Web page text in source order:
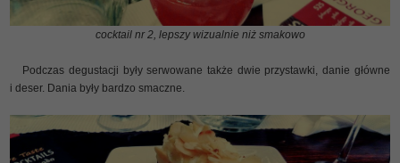
cocktail nr 2, lepszy wizualnie niż smakowo
Podczas degustacji były serwowane także dwie przystawki, danie główne
i deser. Dania były bardzo smaczne.